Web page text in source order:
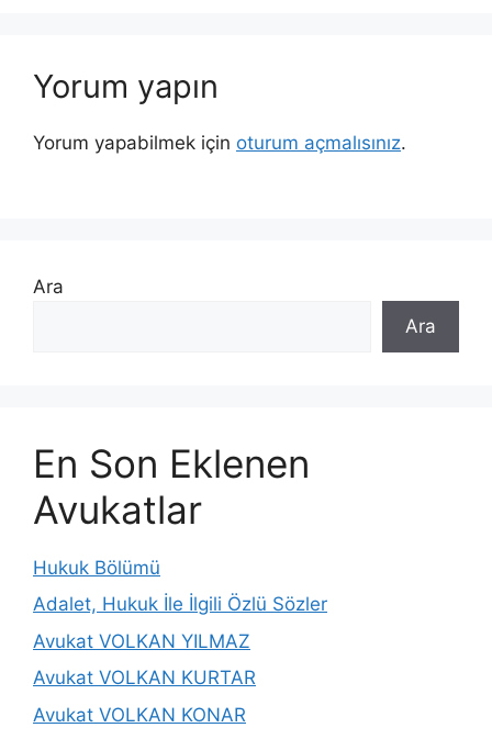
Yorum yapın
Yorum yapabilmek için oturum açmalısınız.
Ara
Ara
En Son Eklenen
Avukatlar
Hukuk Bölümü
Adalet, Hukuk İle İlgili Özlü Sözler
Avukat VOLKAN YILMAZ
Avukat VOLKAN KURTAR
Avukat VOLKAN KONAR